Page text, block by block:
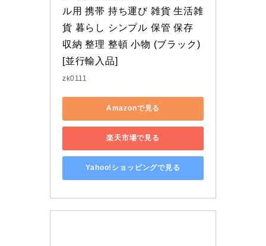
ル用 携帯 持ち運び 雑貨 生活雑
貨 暮らし シンプル 保管 保存
収納 整理 整頓 小物 (ブラック)
[並行輸入品]
zk0111
Amazonで見る
楽天市場で見る
Yahoo!ショッピングで見る